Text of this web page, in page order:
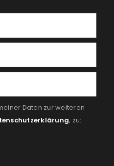
Daten zur weiteren
, zu: